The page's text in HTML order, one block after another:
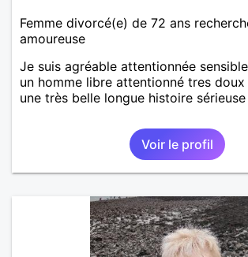
Femme divorcé(e) de 72 ans
amoureuse
Je suis agréable attentionnée
un homme libre attentionné tres
une très belle longue histoire
Voir le profil